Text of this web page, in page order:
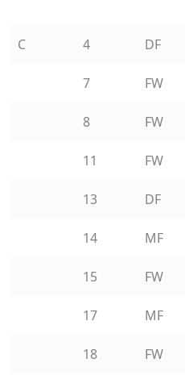
C 4 DF
7 FW
8 FW
11 FW
13 DF
14 MF
15 FW
17 MF
18 FW